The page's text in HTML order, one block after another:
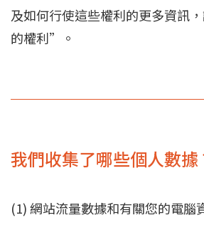
及如何行使這些權利的更多資訊
的權利”。
我們收集了哪些個人數據
(1) 網站流量數據和有關您的電腦